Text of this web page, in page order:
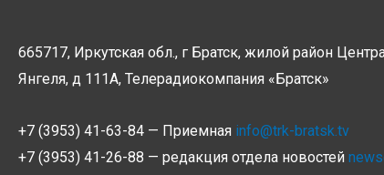
665717, Иркутская обл., г Братск, жилой район
Янгеля, д 111А, Телерадиокомпания «Братск»
+7 (3953) 41-63-84 — Приемная info@trk-bratsk.tv
+7 (3953) 41-26-88 — редакция отдела новостей